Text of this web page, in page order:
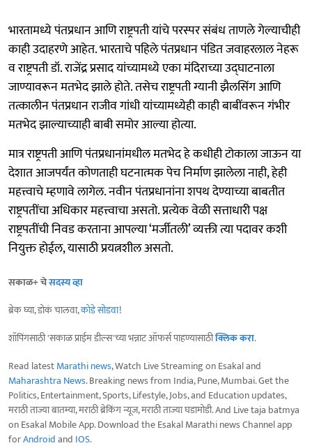
भारतामध्ये पंतप्रधान आणि राष्ट्रपती यांचे परस्पर संबंध ताणले गेल्याचीही
काही उदाहरणे आहेत. भारताचे पहिले पंतप्रधान पंडित जवाहरलाल नेहरू
व राष्ट्रपती डॉ. राजेंद्र प्रसाद यांच्यामध्ये एका मंदिराच्या उद्घाटनाला
जाण्यावरून मतभेद झाले होते. तसेच राष्ट्रपती ग्यानी झैलसिंग आणि
तत्कालीन पंतप्रधान राजीव गांधी यांच्यामध्येही काही बाबींवरून गंभीर
मतभेद झाल्याच्याही बाबी समोर आल्या होत्या.
मात्र राष्ट्रपती आणि पंतप्रधानांमधील मतभेद हे कधीही टोकाला जाऊन या
देशात आजपर्यंत कोणताही घटनात्मक पेच निर्माण झालेला नाही, हेही
महत्त्वाचे म्हणावे लागेल. नवीन पंतप्रधानांना शपथ देण्याच्या बाबतीत
राष्ट्रपतींचा अधिकार महत्त्वाचा असतो. प्रत्येक वेळी सत्ताधारी पक्ष
राष्ट्रपतींची निवड करताना आपल्या ‘मर्जीतली’ व्यक्ती त्या पदावर कशी
नियुक्त होईल, यासाठी प्रयत्नशील असतो.
सकाळ+ चेसदस्य व्हा
ब्रेक घ्या, डोकं चालवा,कोडे सोडवा!
शॉपिंगसाठी 'सकाळ प्राईम डील्स'च्या भन्नाट ऑफर्स पाहण्यासाठीक्लिक करा.
Read latestMarathi news, Watch Live Streaming on Esakal and
Maharashtra News. Breaking news from India, Pune, Mumbai. Get the
Politics, Entertainment, Sports, Lifestyle, Jobs, and Education updates,
मराठी ताज्या बातम्या, मराठी ब्रेकिंग न्यूज, मराठी ताज्या घडामोडी. And Live taja batmya
on Esakal Mobile App. Download the Esakal Marathi news Channel app
forAndroidand IOS.